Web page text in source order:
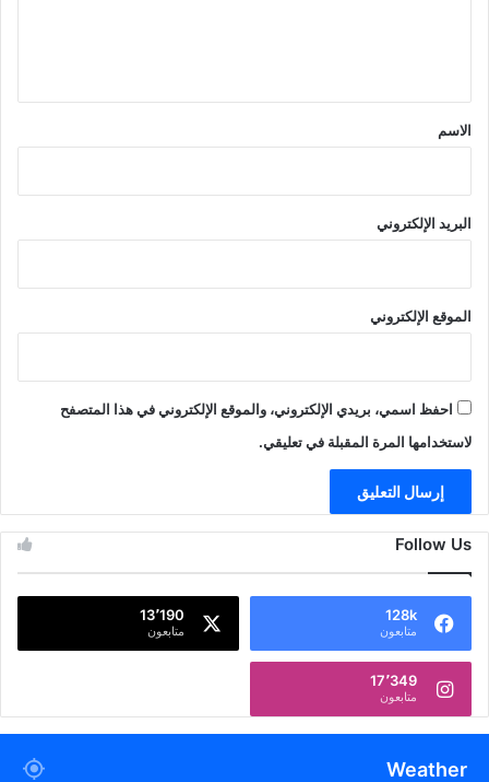
*
الاسم
البريد الإلكتروني
الموقع الإلكتروني
احفظ اسمي، بريدي الإلكتروني، والموقع الإلكتروني في هذا المتصفح
لاستخدامها المرة المقبلة في تعليقي.
Follow Us
128k
متابعون
13٬190
متابعون
17٬349
متابعون
Weather